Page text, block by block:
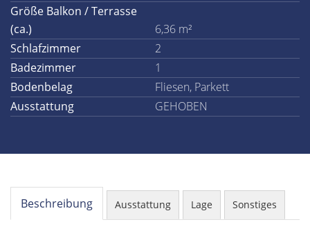
Größe Balkon / Terrasse
(ca.)
6,36 m²
Schlafzimmer
2
Badezimmer
1
Bodenbelag
Fliesen, Parkett
Ausstattung
GEHOBEN
Beschreibung Ausstattung Lage Sonstiges